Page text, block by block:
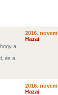
a
és a
2016.
Hazai
2016.
Hazai